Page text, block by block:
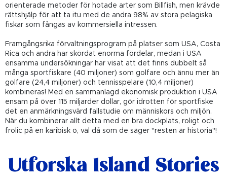
orienterade metoder för hotade arter som Billfish, men krävde
rättshjälp för att ta itu med de andra 98% av stora pelagiska
fiskar som fångas av kommersiella intressen.
Framgångsrika förvaltningsprogram på platser som USA, Costa
Rica och andra har skördat enorma fördelar, medan i USA
ensamma undersökningar har visat att det finns dubbelt så
många sportfiskare (40 miljoner) som golfare och ännu mer än
golfare (24,4 miljoner) och tennisspelare (10,4 miljoner)
kombineras! Med en sammanlagd ekonomisk produktion i USA
ensam på över 115 miljarder dollar, gör idrotten för sportfiske
det en anmärkningsvärd fallstudie om människors och miljön.
När du kombinerar allt detta med en bra dockplats, roligt och
frolic på en karibisk ö, väl då som de säger "resten är historia"!
Utforska Island Stories